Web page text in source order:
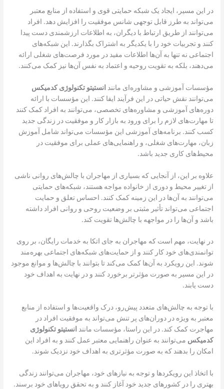
در این مسیر، ایجاد یک شبکه حمایتی قوی و استفاده از منابع معتبر
می‌تواند به طرز قابل توجهی شانس موفقیت را افزایش دهد. افراد
می‌توانند از طریق ارتباط با دیگران، به اطلاعات ارزشمندی دست پیدا
کنند و تجربیات خود را با یکدیگر به اشتراک بگذارند. این شبکه‌های
اجتماعی نه تنها به آن‌ها اطلاعات مفید در مورد فرصت‌های شغلی ارائه
می‌دهند، بلکه به تقویت روحیه و اعتماد به نفس آن‌ها نیز کمک می‌کنند.
مؤسسات آموزشی و مشاوره‌ای مانند
انستیتو تکنولوژی کدمیکس
می‌توانند نقش حیاتی در این فرآیند ایفا کنند. این مؤسسات با ارائه
دوره‌های آموزشی و مشاوره‌های تخصصی، می‌توانند به افراد کمک کنند
تا مهارت‌های لازم را برای ورود به بازار کار و موفقیت در زندگی جدید
کسب کنند. برنامه‌های آموزشی این مؤسسات می‌تواند شامل آموزش
زبان، مهارت‌های شغلی، و راهنمایی‌های عملی برای موفقیت در
محیط‌های کاری جدید باشد.
علاوه بر این، از آنجایی که بسیاری از مهاجران با چالش‌های روانی ناشی
از تغییر محیط و دوری از خانواده مواجه هستند، شبکه‌های حمایتی
می‌توانند به آن‌ها در این زمینه کمک کنند. احساس تعلق و حمایت
اجتماعی می‌تواند تأثیر مثبتی بر وضعیت روحی و روانی افراد داشته
باشد و آن‌ها را در مواجهه با چالش‌ها تقویت کند.
در نهایت، مهم است که مهاجران به جای اتکا به خدمات رایگان، بر روی
توانمندی‌های خود کار کنند و از حمایت‌های شبکه‌های اجتماعی بهره‌مند
شوند. این رویکرد به آن‌ها کمک می‌کند تا بتوانند با چالش‌ها و موانع موجود
در این مسیر به صورت مؤثرتر برخورد کنند و در نهایت به اهداف خود
دست یابند.
با توجه به چالش‌های متعدد پیش‌رو، درک واقعیت‌ها و استفاده از منابع
معتبر به ویژه در دوران‌های پر تنش می‌تواند به موفقیت افراد در
مهاجرت کمک کند. در این راستا، مؤسسات مانند
انستیتو تکنولوژی
کدمیکس می‌توانند به عنوان راهنمایی معتبر عمل کنند و به افراد این
امکان را بدهند که به صورت مؤثرتری به اهداف خود نزدیک شوند.
با اتخاذ این رویکردها و توجه به نیازهای خود، مهاجران می‌توانند زندگی
بهتری را در کشورهای جدید خود آغاز کنند و به تحقق رویاهای خود برسند.